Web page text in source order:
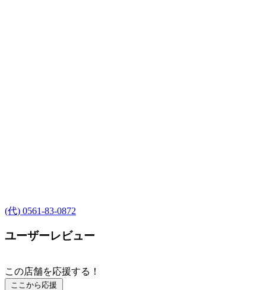
(代) 0561-83-0872
ユーザーレビュー
この店舗を応援する！
ここから応援